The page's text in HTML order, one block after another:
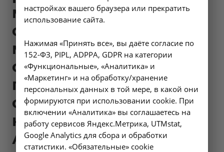
медицинскую
организацию/из
медицинской
организации (с
подъемом и
спуском пациента
на - 23.27 в
Ангарске
настройках вашего браузера или прекратить
использование сайта.
Нажимая «Принять все», вы даёте согласие по
152-ФЗ, PIPL, ADPPA, GDPR на категории
«Функциональные», «Аналитика» и
«Маркетинг» и на обработку/хранение
персональных данных в той мере, в какой они
формируются при использовании cookie. При
включении «Аналитика» вы соглашаетесь на
работу сервисов Яндекс.Метрика, UTMstat,
Google Analytics для сбора и обработки
статистики. «Обязательные» cookie